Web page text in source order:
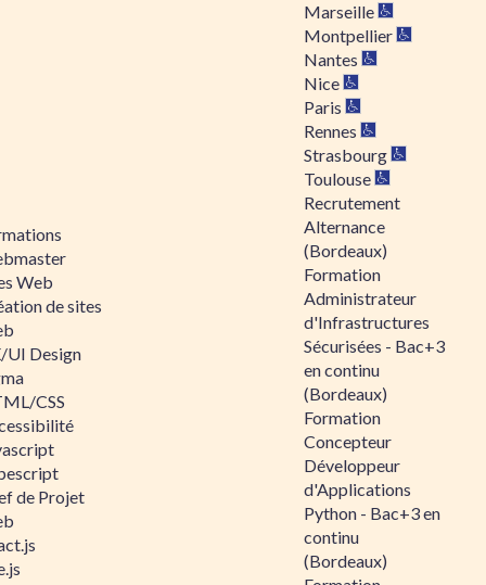
Web
de sites
UI Design
CSS
de Projet
Marseille
Montpellier
Nantes
Nice
Paris
Rennes
Strasbourg
Toulouse
Recrutement
Alternance
(Bordeaux)
Formation
Administrateur
d'Infrastructures
Sécurisées - Bac+3
en continu
(Bordeaux)
Formation
Concepteur
Développeur
d'Applications
Python - Bac+3 en
continu
(Bordeaux)